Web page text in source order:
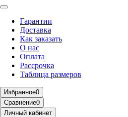
Гарантии
Доставка
Как заказать
О нас
Оплата
Рассрочка
Таблица размеров
Избранное0
Сравнение0
Личный кабинет